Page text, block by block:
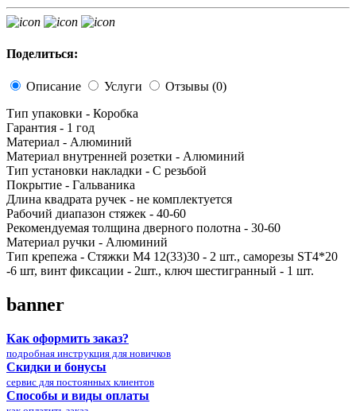
Поделиться:
Описание Услуги
Отзывы (0)
Тип упаковки - Коробка
Гарантия - 1 год
Материал - Алюминий
Материал внутренней розетки - Алюминий
Тип установки накладки - С резьбой
Покрытие - Гальваника
Длина квадрата ручек - не комплектуется
Рабочий диапазон стяжек - 40-60
Рекомендуемая толщина дверного полотна - 30-60
Материал ручки - Алюминий
Тип крепежа - Стяжки M4 12(33)30 - 2 шт., саморезы SТ4*20
-6 шт, винт фиксации - 2шт., ключ шестигранный - 1 шт.
banner
Как оформить заказ?
подробная инструкция для новичков
Скидки и бонусы
сервис для постоянных клиентов
Способы и виды оплаты